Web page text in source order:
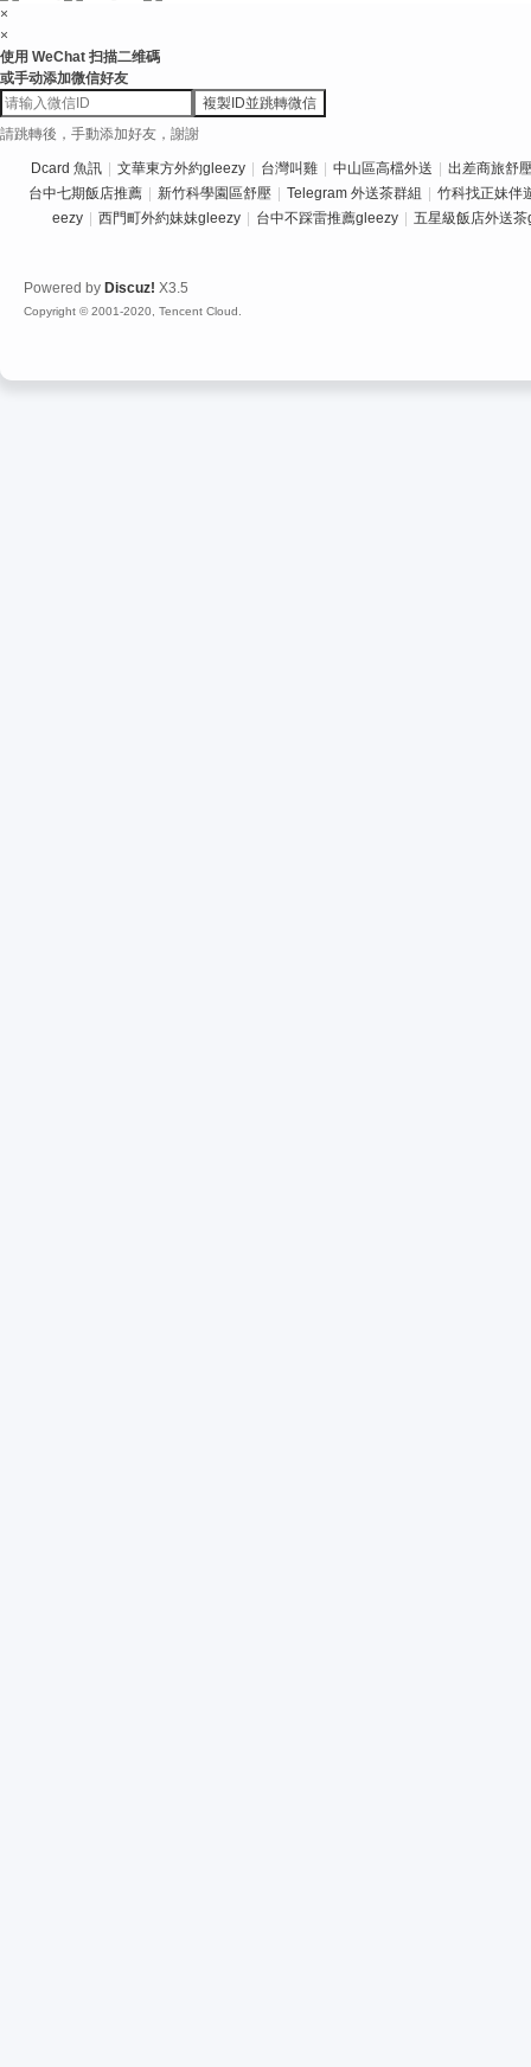
×
×
使用 WeChat 扫描二维碼
或手动添加微信好友
複製ID並跳轉微信
請跳轉後，手動添加好友，謝謝
Dcard 魚訊 文華東方外約gleezy 台灣叫雞 中山區高檔外送
出差商旅舒
台中七期飯店推薦
新竹科學園區舒壓 Telegram 外送茶群組
竹科找正妹伴
eezy
西門町外約妹妹gleezy 台中不踩雷推薦gleezy 五星級飯店外送
Powered by Discuz! X3.5
Copyright © 2001-2020, Tencent Cloud.